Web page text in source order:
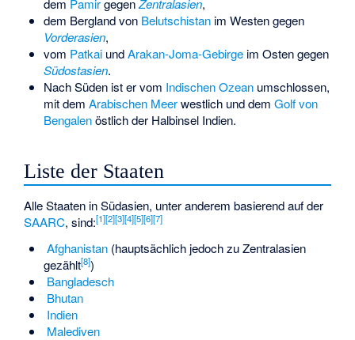
dem PamirgegenZentralasien,
dem Bergland von Belutschistanim Westen gegen
Vorderasien,
vom PatkaiundArakan-Joma-Gebirgeim Osten gegen
Südostasien.
Nach Süden ist er vom Indischen Ozeanumschlossen,
mit dem Arabischen Meerwestlich und dem Golf von
Bengalenöstlich der Halbinsel Indien.
Liste der Staaten
Alle Staaten in Südasien, unter anderem basierend auf der
SAARC, sind:[1][2][3][4][5][6][7]
Afghanistan(hauptsächlich jedoch zu Zentralasien
gezählt[8])
Bangladesch
Bhutan
Indien
Malediven